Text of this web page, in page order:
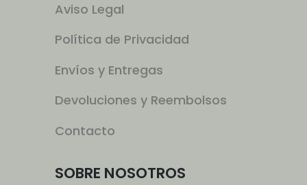
Aviso Legal
Política de Privacidad
Envíos y Entregas
Devoluciones y Reembolsos
Contacto
SOBRE NOSOTROS